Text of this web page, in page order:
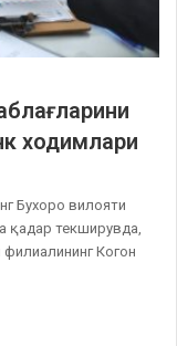
ходимлари
Бухоро вилояти
қадар текширувда,
Когон